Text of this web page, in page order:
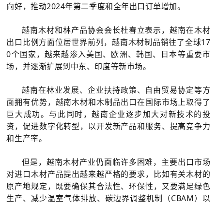
向好，推动2024年第二季度和全年出口订单增加。
越南木材和林产品协会会长杜春立表示，越南在木材
出口比例方面位居世界前列，越南木材制品销往了全球17
0个国家，越来越渗入美国、欧洲、韩国、日本等重要市
场，并逐渐扩展到中东、印度等新市场。
越南在林业发展、企业扶持政策、自由贸易协定等方
面拥有优势，越南木材和木制品出口在国际市场上取得了
巨大成功。与此同时，越南企业逐步加大对新技术的投
资，促进数字化转型，以开发新产品和服务、提高竞争力
和生产率。
但是，越南木材产业仍面临许多困难，主要出口市场
对进口木材产品提出越来越严格的要求，比如有关木材的
原产地规定，既要确保其合法性、环保性，又要满足绿色
生产、减少温室气体排放、碳边界调整机制（CBAM）以